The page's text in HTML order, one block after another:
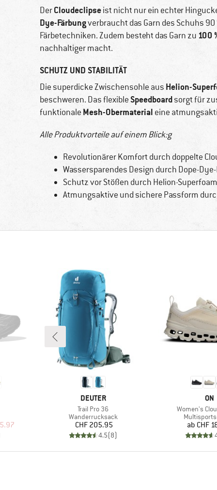
DerCloudeclipseist nicht nur ein echter
Dye-Färbungverbraucht das Garn des Schuhs
Färbetechniken. Zudem besteht das Garn zu 100
nachhaltiger macht.
SCHUTZ UND STABILITÄT
Die superdicke Zwischensohle aus Helion-
beschweren. Das flexibleSpeedboardsorgt für
funktionale Mesh-Obermaterial eine
Alle Produktvorteile auf einem Blick:g
Revolutionärer Komfort durch doppelte
Wassersparendes Design durch Dope-
Schutz vor Stößen durch Helion-Superfoam
Atmungsaktive und sichere Passform
Preis
MARKE
DEUTER
Artikel
Trail Pro 36
Produktgruppe
Wanderrucksack
Preis
CHF 205.95
4.5(8)
ON
Artikel
Women's
ab CHF